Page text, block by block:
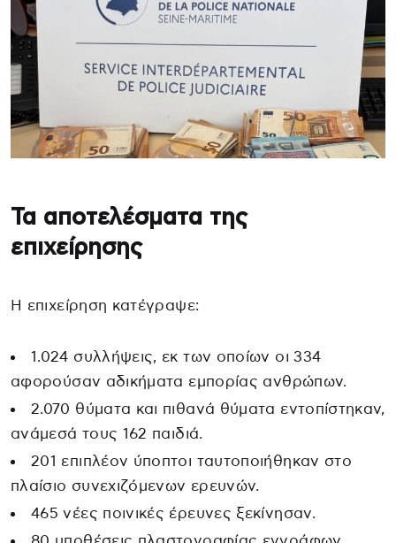
Τα αποτελέσματα της
επιχείρησης
Η επιχείρηση κατέγραψε:
1.024 συλλήψεις, εκ των οποίων οι 334
αφορούσαν αδικήματα εμπορίας ανθρώπων.
2.070 θύματα και πιθανά θύματα εντοπίστηκαν,
ανάμεσά τους 162 παιδιά.
201 επιπλέον ύποπτοι ταυτοποιήθηκαν στο
πλαίσιο συνεχιζόμενων ερευνών.
465 νέες ποινικές έρευνες ξεκίνησαν.